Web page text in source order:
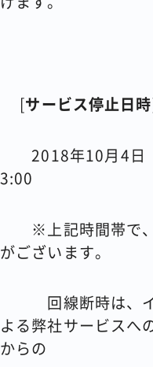
[サービス停止日時
2018年10月4日
3:00
※上記時間帯で、
がございます。
回線断時は、イ
よる弊社サービスへ
からの